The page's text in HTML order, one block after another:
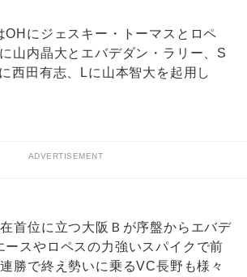
にジェスキー・トーマスとロペ
山内晶大とエバデダン・ラリー、S
西田有志、Lに山本智大を起用し
ADVERTISEMENT
首位に立つ大阪Ｂが序盤からエバデ
ースやロペスの力強いスパイクで前
勝で終え勢いに乗るVC長野も様々